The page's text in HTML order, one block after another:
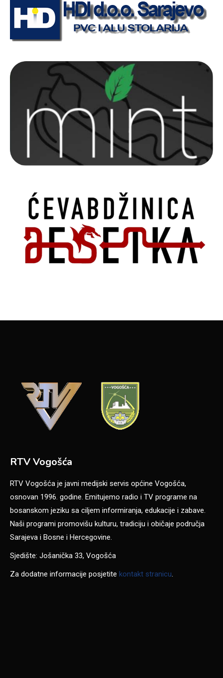
RTV Vogošća
RTV Vogošća je javni medijski servis općine Vogošća,
osnovan 1996. godine. Emitujemo radio i TV programe na
bosanskom jeziku sa ciljem informiranja, edukacije i zabave.
Naši programi promovišu kulturu, tradiciju i običaje područja
Sarajeva i Bosne i Hercegovine.
Sjedište: Jošanička 33, Vogošća
Za dodatne informacije posjetite kontakt stranicu.